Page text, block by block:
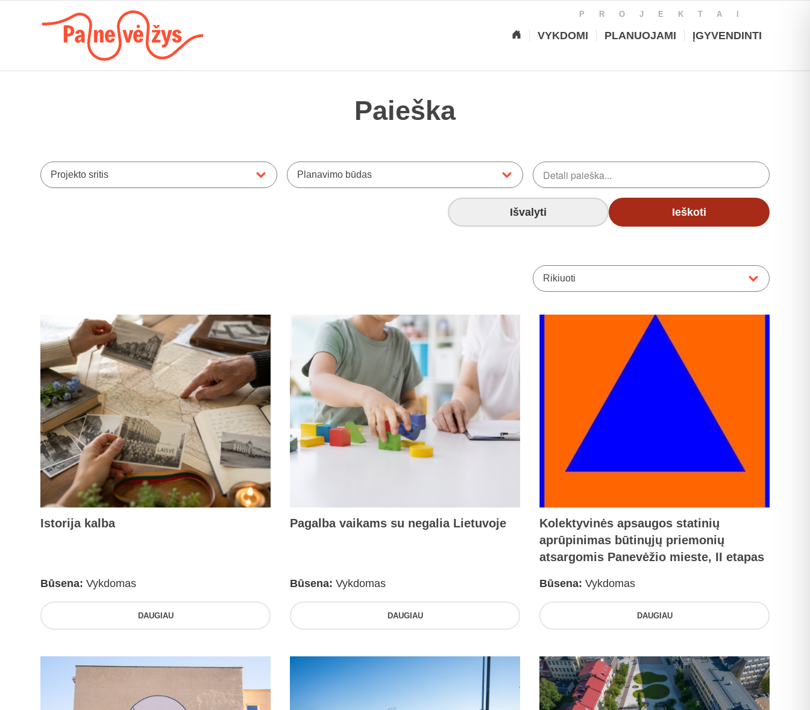
PROJEKTAI
VYKDOMI PLANUOJAMI ĮGYVENDINTI
Paieška
Projekto sritis Planavimo būdas
Išvalyti Ieškoti
Rikiuoti
Istorija kalba
Būsena: Vykdomas
DAUGIAU
Pagalba vaikams su negalia Lietuvoje
Būsena: Vykdomas
DAUGIAU
Kolektyvinės apsaugos statinių
aprūpinimas būtinųjų priemonių
atsargomis Panevėžio mieste, II etapas
Būsena: Vykdomas
DAUGIAU